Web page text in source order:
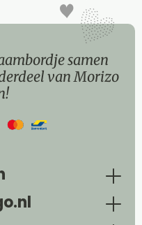
samen
van Morizo